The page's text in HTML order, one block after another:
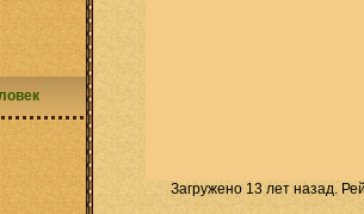
Загружено 13 лет назад.